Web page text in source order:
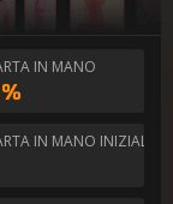
IN MANO
IN MANO INIZIALE